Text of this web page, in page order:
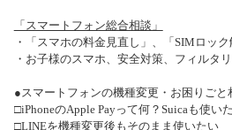
「スマートフォン総合相談」
・「スマホの料金見直し」、「SIMロッ
・お子様のスマホ、安全対策、フィルタ
●スマートフォンの機種変更・お困りごと
□iPhoneのApple Payって何？Suicaも使い
□LINEを機種変更後もそのまま使いたい